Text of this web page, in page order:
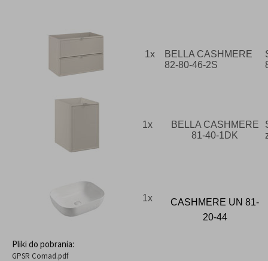
1x
BELLA CASHMERE
82-80-46-2S
1x
BELLA CASHMERE
81-40-1DK
1x
CASHMERE UN 81-
20-44
Pliki do pobrania:
GPSR Comad.pdf